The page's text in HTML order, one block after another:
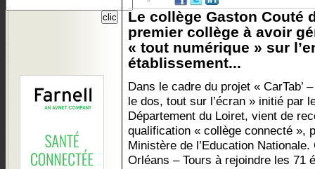
Le collège Gaston Couté
premier collège à avoir
« tout numérique » sur
établissement...
Dans le cadre du projet « CarTab’
le dos, tout sur l’écran » initié par
Département du Loiret, vient de
qualification « collège connecté »,
Ministère de l’Education Nationale.
Orléans – Tours à rejoindre les 71